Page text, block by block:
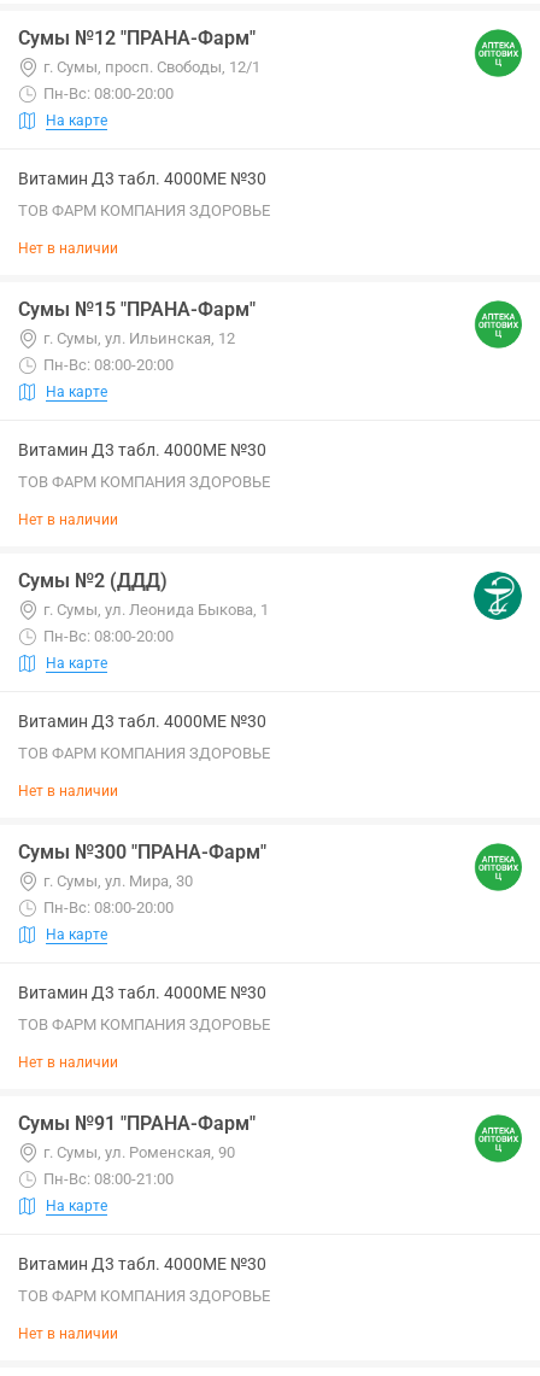
Сумы №12 "ПРАНА-Фарм"
г. Сумы, просп. Свободы, 12/1
Пн-Вс: 08:00-20:00
На карте
Витамин Д3 табл. 4000МЕ №30
ТОВ ФАРМ КОМПАНИЯ ЗДОРОВЬЕ
Нет в наличии
Сумы №15 "ПРАНА-Фарм"
г. Сумы, ул. Ильинская, 12
Пн-Вс: 08:00-20:00
На карте
Витамин Д3 табл. 4000МЕ №30
ТОВ ФАРМ КОМПАНИЯ ЗДОРОВЬЕ
Нет в наличии
Сумы №2 (ДДД)
г. Сумы, ул. Леонида Быкова, 1
Пн-Вс: 08:00-20:00
На карте
Витамин Д3 табл. 4000МЕ №30
ТОВ ФАРМ КОМПАНИЯ ЗДОРОВЬЕ
Нет в наличии
Сумы №300 "ПРАНА-Фарм"
г. Сумы, ул. Мира, 30
Пн-Вс: 08:00-20:00
На карте
Витамин Д3 табл. 4000МЕ №30
ТОВ ФАРМ КОМПАНИЯ ЗДОРОВЬЕ
Нет в наличии
Сумы №91 "ПРАНА-Фарм"
г. Сумы, ул. Роменская, 90
Пн-Вс: 08:00-21:00
На карте
Витамин Д3 табл. 4000МЕ №30
ТОВ ФАРМ КОМПАНИЯ ЗДОРОВЬЕ
Нет в наличии